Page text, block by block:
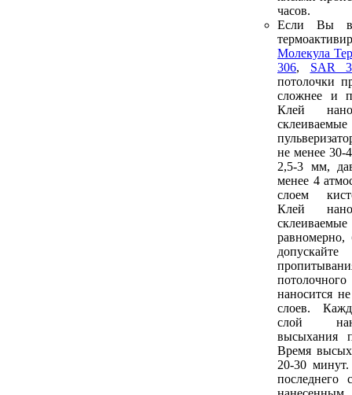
часов.
Если Вы
Молекула
306, SAR
потолочки
сложнее и
Клей
не менее 30-
2,5-3 мм,
менее 4
слоем
Клей
равномерно,
наносится
слоев.
слой
высыхания
Время
20-30
последнего